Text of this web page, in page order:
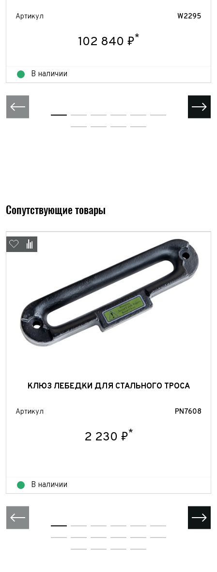
Артикул W2295
102 840 ₽*
В наличии
Сопутствующие товары
КЛЮЗ ЛЕБЕДКИ ДЛЯ СТАЛЬНОГО ТРОСА
Артикул PN7608
2 230 ₽*
В наличии